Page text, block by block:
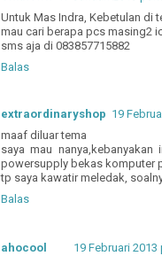
Untuk Mas Indra, Kebetulan di
mau cari berapa pcs masing2
sms aja di 083857715882
Balas
extraordinaryshop 19
maaf diluar tema
saya mau
powersupply bekas komputer
tp saya kawatir meledak,
Balas
ahocool
19 Februari 2013